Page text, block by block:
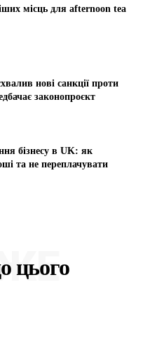
місць для afternoon tea
нові санкції проти
законопроєкт
бізнесу в UK: як
та не переплачувати
цього